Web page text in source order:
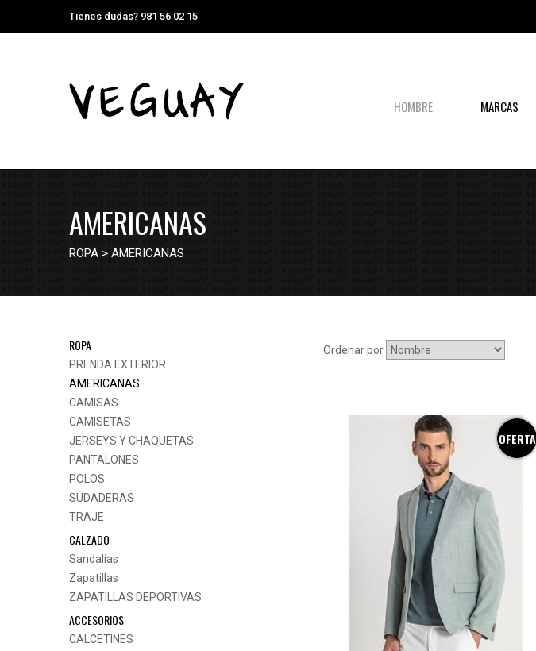
Tienes dudas? 981 56 02 15
HOMBRE MARCAS
AMERICANAS
ROPA > AMERICANAS
ROPA
PRENDA EXTERIOR
AMERICANAS
CAMISAS
CAMISETAS
JERSEYS Y CHAQUETAS
PANTALONES
POLOS
SUDADERAS
TRAJE
CALZADO
Sandalias
Zapatillas
ZAPATILLAS DEPORTIVAS
ACCESORIOS
CALCETINES
Ordenar por
OFERTA